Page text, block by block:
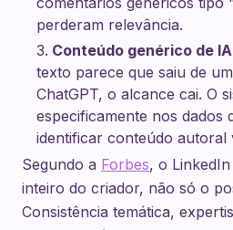
perderam relevância.
Conteúdo genérico de
texto parece que saiu de
ChatGPT, o alcance cai. O
especificamente nos dados
identificar conteúdo autoral
Segundo a Forbes, o
inteiro do criador, não só o
Consistência temática,